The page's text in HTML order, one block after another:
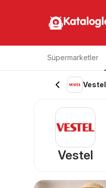
Süpermarketler
Vestel